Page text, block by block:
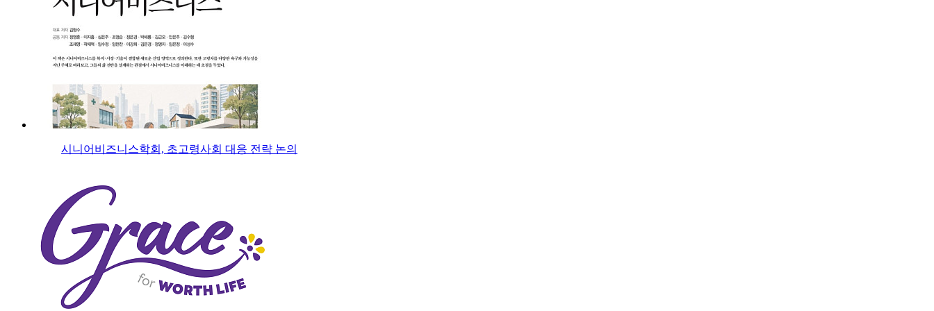
시니어비즈니스학회, 초고령사회 대응 전략 논의